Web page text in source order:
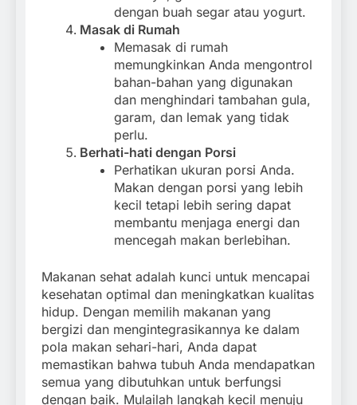
dengan buah segar atau yogurt.
Masak di Rumah
Memasak di rumah
memungkinkan Anda mengontrol
bahan-bahan yang digunakan
dan menghindari tambahan gula,
garam, dan lemak yang tidak
perlu.
Berhati-hati dengan Porsi
Perhatikan ukuran porsi Anda.
Makan dengan porsi yang lebih
kecil tetapi lebih sering dapat
membantu menjaga energi dan
mencegah makan berlebihan.
Makanan sehat adalah kunci untuk mencapai
kesehatan optimal dan meningkatkan kualitas
hidup. Dengan memilih makanan yang
bergizi dan mengintegrasikannya ke dalam
pola makan sehari-hari, Anda dapat
memastikan bahwa tubuh Anda mendapatkan
semua yang dibutuhkan untuk berfungsi
dengan baik. Mulailah langkah kecil menuju